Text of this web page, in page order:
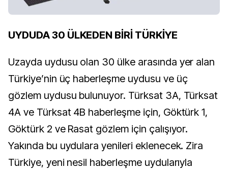
UYDUDA 30 ÜLKEDEN BİRİ TÜRKİYE
Uzayda uydusu olan 30 ülke arasında yer alan
Türkiye’nin üç haberleşme uydusu ve üç
gözlem uydusu bulunuyor. Türksat 3A, Türksat
4A ve Türksat 4B haberleşme için, Göktürk 1,
Göktürk 2 ve Rasat gözlem için çalışıyor.
Yakında bu uydulara yenileri eklenecek. Zira
Türkiye, yeni nesil haberleşme uydularıyla